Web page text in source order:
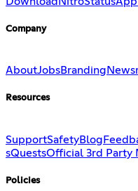
Company
AboutJobsBranding
Resources
SupportSafetyBlog
sQuestsOfficial 3rd Party
Policies